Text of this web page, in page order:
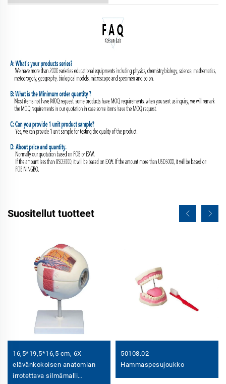
Suositellut tuotteet
16,5*19,5*16,5 cm, 6X
elävänkokoisen anatomian
irrotettava silmämalli
50108.02
Hammaspesujoukko